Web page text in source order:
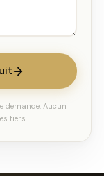
demande. Aucun
tiers.